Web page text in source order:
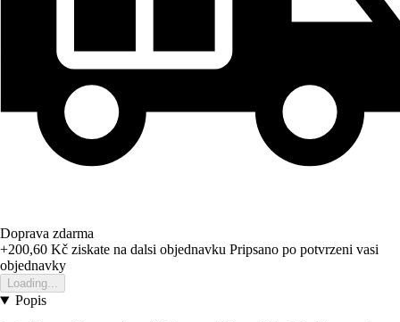
Doprava zdarma
+200,60 Kč ziskate na dalsi objednavku Pripsano po potvrzeni vasi
objednavky
Loading...
Popis